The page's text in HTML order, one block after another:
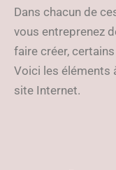
Dans chacun de
vous entreprenez
faire créer,
Voici les éléments
site Internet.